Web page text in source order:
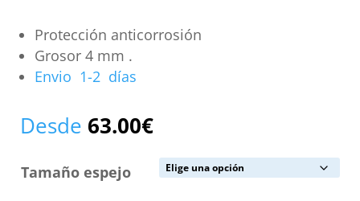
Protección anticorrosión
Grosor 4 mm .
Envio 1-2 días
Desde 63.00€
Tamaño espejo